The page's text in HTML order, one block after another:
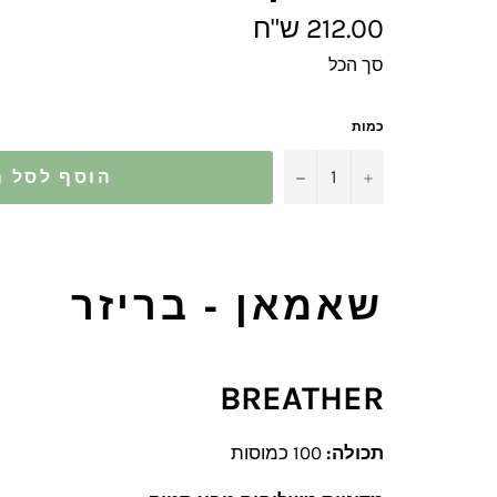
מחיר
מלא
212.00 ש"ח
סך הכל
כמות
− + הוסף לסל
שאמאן - בריזר
BREATHER
תכולה: